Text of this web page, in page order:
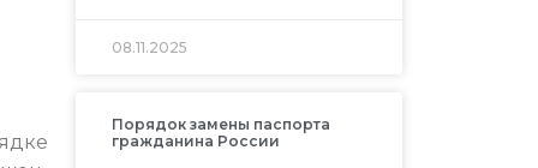
08.11.2025
Порядок замены паспорта
гражданина России